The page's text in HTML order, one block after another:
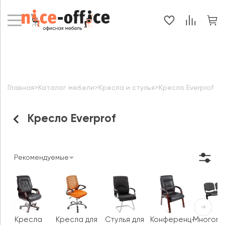
Кресло Everprof
Главная> Каталог мебели> Кресла и стулья> Кресло Everprof
Рекомендуемые
Кресла
Кресла для
Стулья для
Конференц-